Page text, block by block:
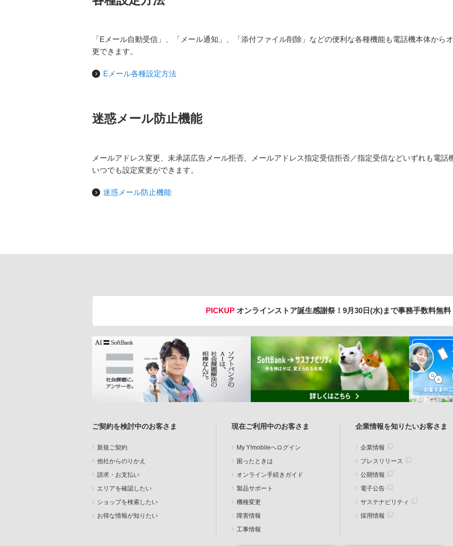
「Eメール自動受信」、「メール通知」、「添付ファイル削除」などの便利な各種機能も電話機本体から
更できます。
Eメール各種設定方法
迷惑メール防止機能
メールアドレス変更、未承諾広告メール拒否、メールアドレス指定受信拒否／指定受信などいずれも電話
いつでも設定変更ができます。
迷惑メール防止機能
PICKUP オンラインストア誕生感謝祭！ 9月30日(水)まで事務手数料無料
ご契約を検討中のお客さま
新規ご契約
他社からのりかえ
請求・お支払い
エリアを確認したい
ショップを検索したい
お得な情報が知りたい
現在ご利用中のお客さま
My Y!mobileへログイン
困ったときは
オンライン手続きガイド
製品サポート
機種変更
障害情報
工事情報
企業情報を知りたいお客さま
企業情報
プレスリリース
公開情報
電子公告
サステナビリティ
採用情報